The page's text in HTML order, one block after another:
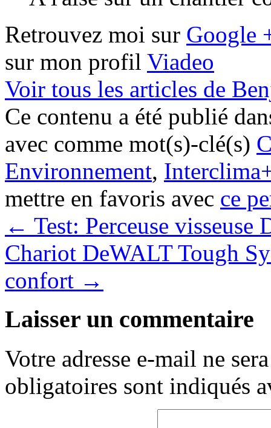
Retrouvez moi sur Google
sur mon profil Viadeo
Voir tous les articles de
Ce contenu a été publié
avec comme mot(s)-clé(s)
Environnement,
mettre en favoris avec ce
← Test: Perceuse
Chariot DeWALT Tough
confort →
Laisser un commentaire
Votre adresse e-mail ne
obligatoires sont indiqués